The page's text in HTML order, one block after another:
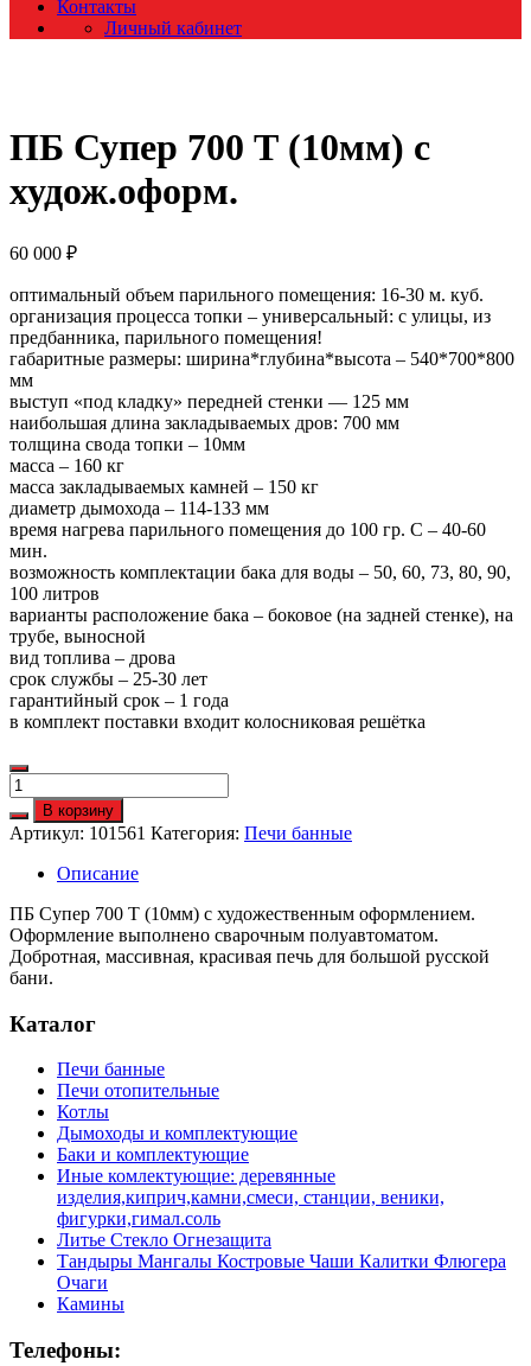
Контакты
Личный кабинет
ПБ Супер 700 Т (10мм) с
худож.оформ.
60 000 ₽
оптимальный объем парильного помещения: 16-30 м. куб.
организация процесса топки – универсальный: с улицы, из
предбанника, парильного помещения!
габаритные размеры: ширина*глубина*высота – 540*700*800
мм
выступ «под кладку» передней стенки — 125 мм
наибольшая длина закладываемых дров: 700 мм
толщина свода топки – 10мм
масса – 160 кг
масса закладываемых камней – 150 кг
диаметр дымохода – 114-133 мм
время нагрева парильного помещения до 100 гр. С – 40-60
мин.
возможность комплектации бака для воды – 50, 60, 73, 80, 90,
100 литров
варианты расположение бака – боковое (на задней стенке), на
трубе, выносной
вид топлива – дрова
срок службы – 25-30 лет
гарантийный срок – 1 года
в комплект поставки входит колосниковая решётка
Количество
ПБ
Супер
700
(10мм)
с
худож.оформ.
В корзину
Артикул: 101561 Категория: Печи банные
Описание
ПБ Супер 700 Т (10мм) с художественным оформлением.
Оформление выполнено сварочным полуавтоматом.
Добротная, массивная, красивая печь для большой русской
бани.
Каталог
Печи банные
Печи отопительные
Котлы
Дымоходы и комплектующие
Баки и комплектующие
Иные комлектующие: деревянные
изделия,киприч,камни,смеси, станции, веники,
фигурки,гимал.соль
Литье Стекло Огнезащита
Тандыры Мангалы Костровые Чаши Калитки Флюгера
Очаги
Камины
Телефоны: